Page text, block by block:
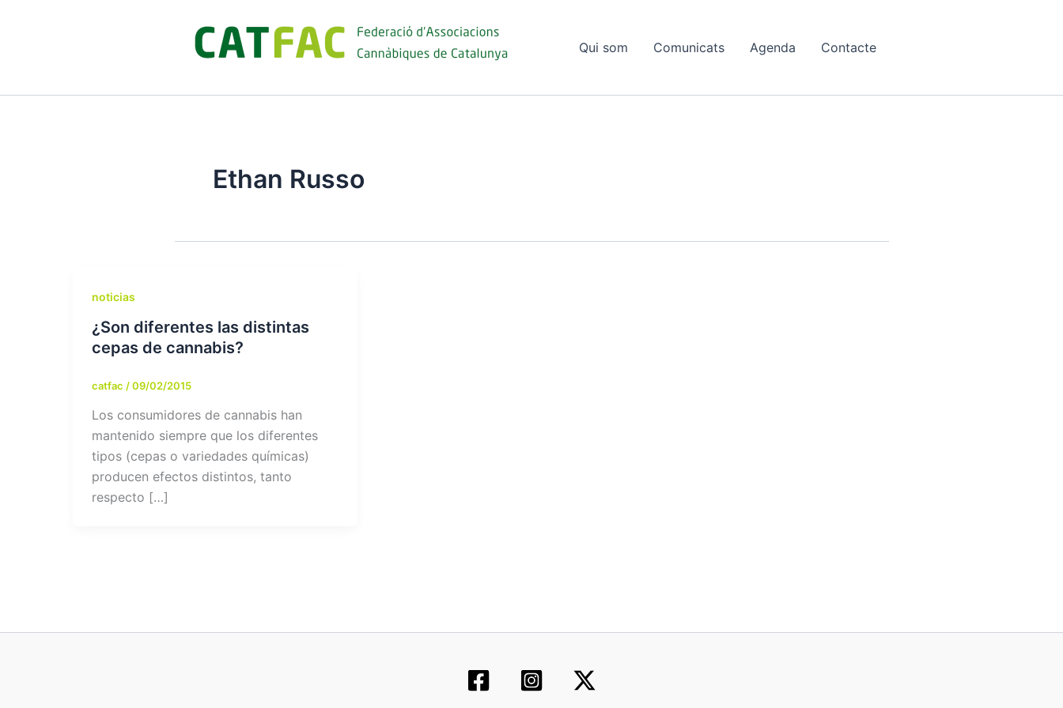
Qui som Comunicats Agenda Contacte
Ethan Russo
noticias
¿Son diferentes las distintas
cepas de cannabis?
catfac /09/02/2015
Los consumidores de cannabis han
mantenido siempre que los diferentes
tipos (cepas o variedades químicas)
producen efectos distintos, tanto
respecto […]